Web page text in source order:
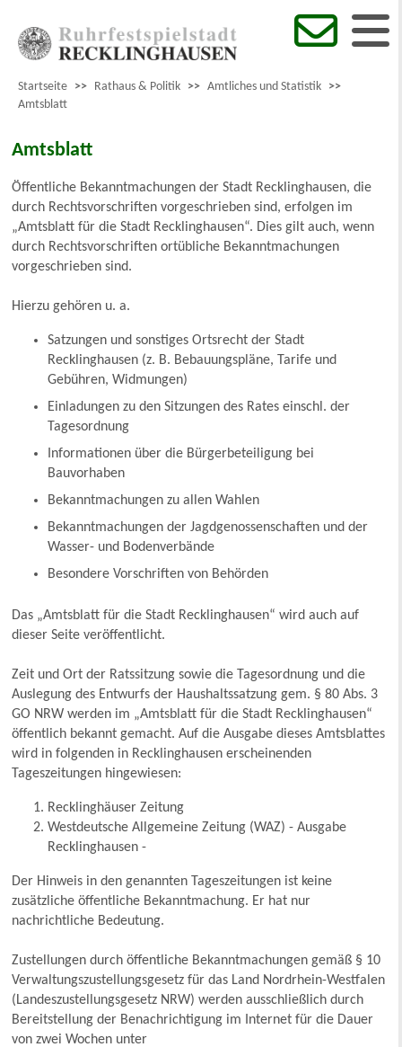
Startseite >> Rathaus & Politik >> Amtliches und Statistik >>
Amtsblatt
Amtsblatt
Öffentliche Bekanntmachungen der Stadt Recklinghausen, die
durch Rechtsvorschriften vorgeschrieben sind, erfolgen im
„Amtsblatt für die Stadt Recklinghausen“. Dies gilt auch, wenn
durch Rechtsvorschriften ortübliche Bekanntmachungen
vorgeschrieben sind.
Hierzu gehören u. a.
Satzungen und sonstiges Ortsrecht der Stadt
Recklinghausen (z. B. Bebauungspläne, Tarife und
Gebühren, Widmungen)
Einladungen zu den Sitzungen des Rates einschl. der
Tagesordnung
Informationen über die Bürgerbeteiligung bei
Bauvorhaben
Bekanntmachungen zu allen Wahlen
Bekanntmachungen der Jagdgenossenschaften und der
Wasser- und Bodenverbände
Besondere Vorschriften von Behörden
Das „Amtsblatt für die Stadt Recklinghausen“ wird auch auf
dieser Seite veröffentlicht.
Zeit und Ort der Ratssitzung sowie die Tagesordnung und die
Auslegung des Entwurfs der Haushaltssatzung gem. § 80 Abs. 3
GO NRW werden im „Amtsblatt für die Stadt Recklinghausen“
öffentlich bekannt gemacht. Auf die Ausgabe dieses Amtsblattes
wird in folgenden in Recklinghausen erscheinenden
Tageszeitungen hingewiesen:
Recklinghäuser Zeitung
Westdeutsche Allgemeine Zeitung (WAZ) - Ausgabe
Recklinghausen -
Der Hinweis in den genannten Tageszeitungen ist keine
zusätzliche öffentliche Bekanntmachung. Er hat nur
nachrichtliche Bedeutung.
Zustellungen durch öffentliche Bekanntmachungen gemäß § 10
Verwaltungszustellungsgesetz für das Land Nordrhein-Westfalen
(Landeszustellungsgesetz NRW) werden ausschließlich durch
Bereitstellung der Benachrichtigung im Internet für die Dauer
von zwei Wochen unter